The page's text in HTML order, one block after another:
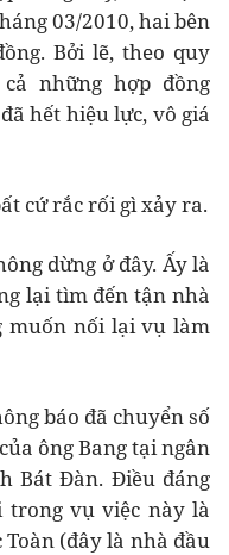
03/2010, hai bên
Bởi lẽ, theo quy
những hợp đồng
hết hiệu lực, vô giá
cứ rắc rối gì xảy ra.
dừng ở đây. Ấy là
lại tìm đến tận nhà
muốn nối lại vụ làm
báo đã chuyển số
ông Bang tại ngân
Bát Đàn. Điều đáng
vụ việc này là
(đây là nhà đầu